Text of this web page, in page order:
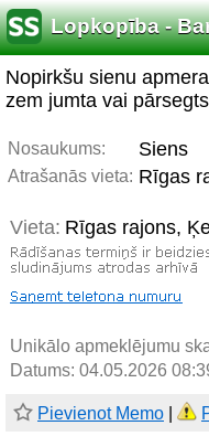
Lopkopība -
Nopirkšu sienu
zem jumta vai
Nosaukums: Siens
Atrašanās vieta: Rīgas
Vieta: Rīgas rajons,
Unikālo apmeklējumu
Datums: 04.05.2026
Pievienot Memo